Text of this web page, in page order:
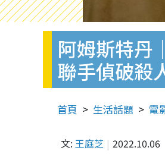
阿姆斯特丹
聯手偵破殺
首頁 生活話題 電
文: 王庭芝 2022.10.06